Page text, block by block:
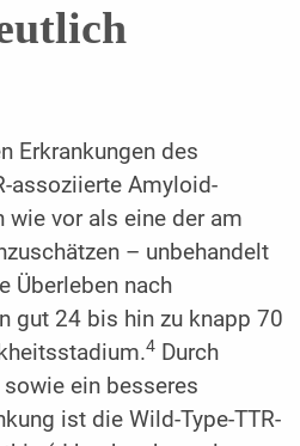
Erkrankungen des
assoziierte Amyloid-
wie vor als eine der am
– unbehandelt
Überleben nach
gut 24 bis hin zu knapp 70
4Durch
ein besseres
ist die Wild-Type-TTR-